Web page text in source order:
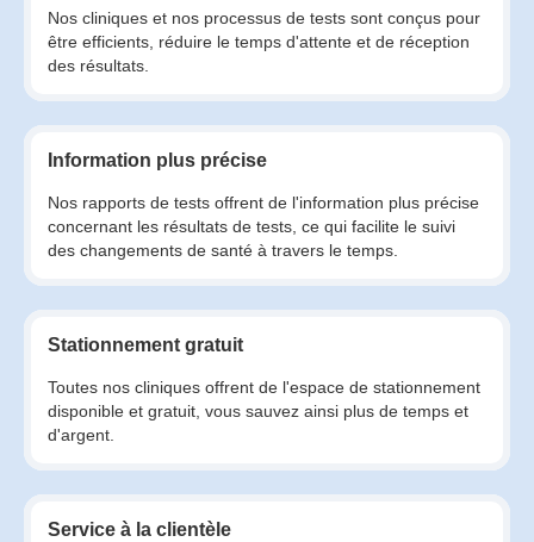
Nos cliniques et nos processus de tests sont conçus pour
être efficients, réduire le temps d'attente et de réception
des résultats.
Information plus précise
Nos rapports de tests offrent de l'information plus précise
concernant les résultats de tests, ce qui facilite le suivi
des changements de santé à travers le temps.
Stationnement gratuit
Toutes nos cliniques offrent de l'espace de stationnement
disponible et gratuit, vous sauvez ainsi plus de temps et
d'argent.
Service à la clientèle